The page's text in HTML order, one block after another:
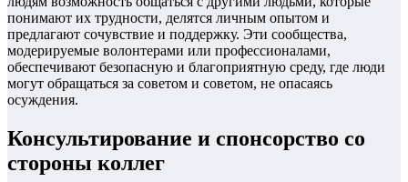
понимают их трудности, делятся личным опытом и
предлагают сочувствие и поддержку. Эти сообщества,
модерируемые волонтерами или профессионалами,
обеспечивают безопасную и благоприятную среду, где люди
могут обращаться за советом и советом, не опасаясь
осуждения.
Консультирование и спонсорство со
стороны коллег